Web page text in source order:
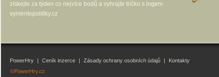
získejte za týden co nejvíce bodů a vyhrajte tričko s logem
vymentepolitiky.cz
PowerHry | Ceník inzerce | Zásady ochrany osobních údajů |
Kontakty
©PowerHry.cz